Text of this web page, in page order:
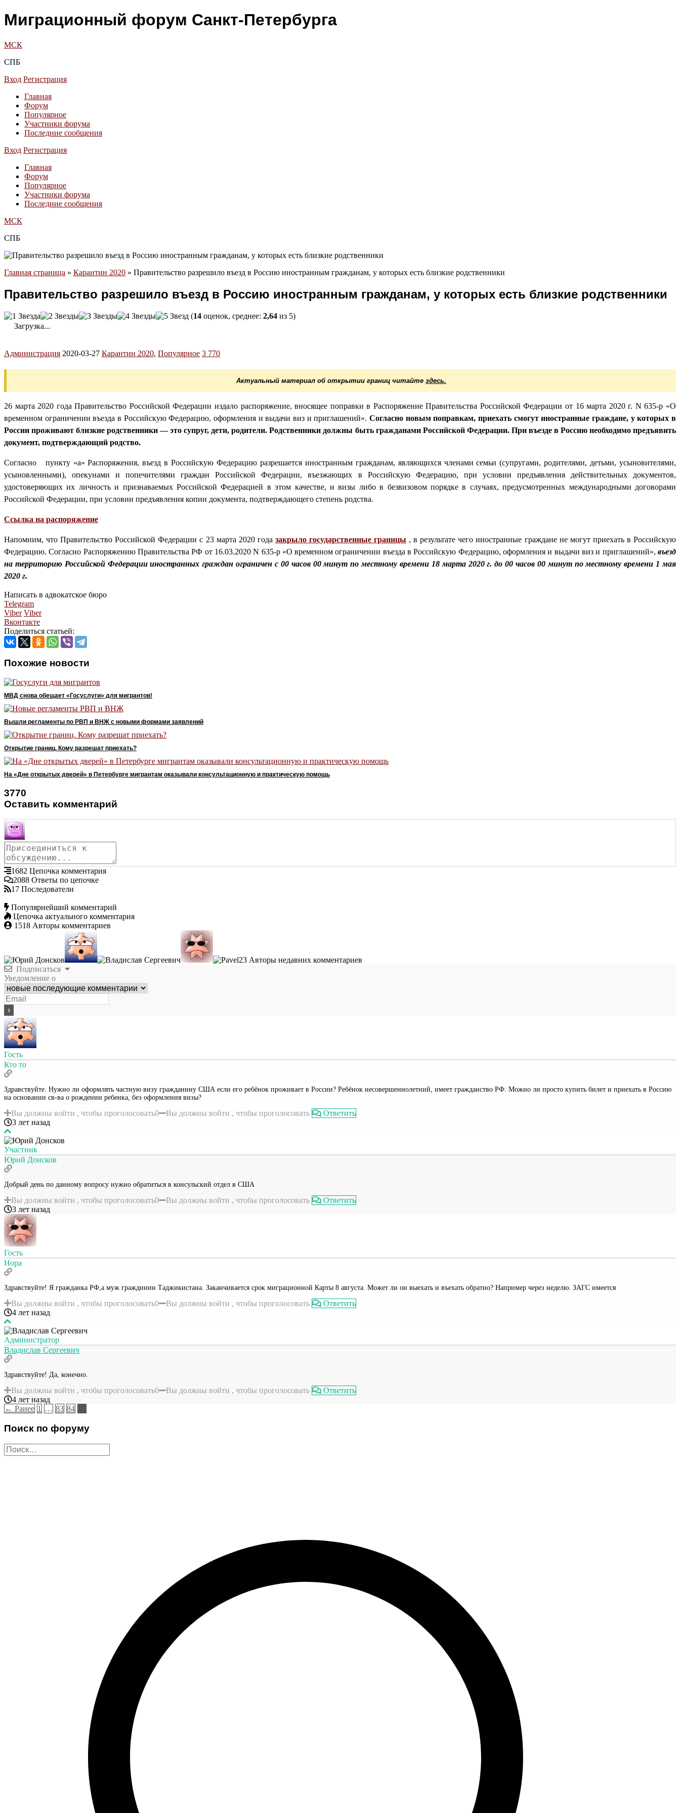
Миграционный форум Санкт-Петербурга
МСК
СПБ
Вход Регистрация
Главная
Форум
Популярное
Участники форума
Последние сообщения
Вход Регистрация
Главная
Форум
Популярное
Участники форума
Последние сообщения
МСК
СПБ
Главная страница » Карантин 2020 » Правительство разрешило въезд в Россию иностранным гражданам, у которых есть близкие родственники
Правительство разрешило въезд в Россию иностранным гражданам, у которых есть близкие родственники
(14 оценок, среднее: 2,64 из 5)
Загрузка...
Администрация 2020-03-27 Карантин 2020, Популярное 3 770
Актуальный материал об открытии границ читайте здесь.
26 марта 2020 года Правительство Российской Федерации издало распоряжение, вносящее поправки в Распоряжение Правительства Российской Федерации от 16 марта 2020 г. N 635-р «О
временном ограничении въезда в Российскую Федерацию, оформления и выдачи виз и приглашений». Согласно новым поправкам, приехать смогут иностранные граждане, у которых в
России проживают близкие родственники — это супруг, дети, родители. Родственники должны быть гражданами Российской Федерации. При въезде в Россию необходимо предъявить
документ, подтверждающий родство.
Согласно пункту «а» Распоряжения, въезд в Российскую Федерацию разрешается иностранным гражданам, являющихся членами семьи (супругами, родителями, детьми, усыновителями,
усыновленными), опекунами и попечителями граждан Российской Федерации, въезжающих в Российскую Федерацию, при условии предъявления действительных документов,
удостоверяющих их личность и признаваемых Российской Федерацией в этом качестве, и визы либо в безвизовом порядке в случаях, предусмотренных международными договорами
Российской Федерации, при условии предъявления копии документа, подтверждающего степень родства.
Ссылка на распоряжение
Напомним, что Правительство Российской Федерации с 23 марта 2020 года закрыло государственные границы , в результате чего иностранные граждане не могут приехать в Российскую
Федерацию. Согласно Распоряжению Правительства РФ от 16.03.2020 N 635-р «О временном ограничении въезда в Российскую Федерацию, оформления и выдачи виз и приглашений», въезд
на территорию Российской Федерации иностранных граждан ограничен с 00 часов 00 минут по местному времени 18 марта 2020 г. до 00 часов 00 минут по местному времени 1 мая
2020 г.
Написать в адвокатское бюро
Telegram
Viber Viber
Вконтакте
Поделиться статьей:
Похожие новости
МВД снова обещает «Госуслуги» для мигрантов!
Вышли регламенты по РВП и ВНЖ с новыми формами заявлений
Открытие границ. Кому разрешат приехать?
На «Дне открытых дверей» в Петербурге мигрантам оказывали консультационную и практическую помощь
3770
Оставить комментарий
1682 Цепочка комментария
2088 Ответы по цепочке
17 Последователи
Популярнейший комментарий
Цепочка актуального комментария
1518 Авторы комментариев
Авторы недавних комментариев
Подписаться
Уведомление о
Гость
Кто то
Здравствуйте. Нужно ли оформлять частную визу гражданину США если его ребёнок проживает в России? Ребёнок несовершеннолетний, имеет гражданство РФ. Можно ли просто купить билет и приехать в Россию
на основании св-ва о рождении ребенка, без оформления визы?
Вы должны войти , чтобы проголосовать0 Вы должны войти , чтобы проголосовать
Ответить
3 лет назад
Участник
Юрий Донсков
Добрый день по данному вопросу нужно обратиться в консульский отдел в США
Вы должны войти , чтобы проголосовать0 Вы должны войти , чтобы проголосовать
Ответить
3 лет назад
Гость
Нора
Здравствуйте! Я гражданка РФ,а муж граждинин Таджикистана. Заканчивается срок миграционной Карты 8 августа. Может ли он выехать и въехать обратно? Например через неделю. ЗАГС имеется
Вы должны войти , чтобы проголосовать0 Вы должны войти , чтобы проголосовать
Ответить
4 лет назад
Администратор
Владислав Сергеевич
Здравствуйте! Да, конечно.
Вы должны войти , чтобы проголосовать0 Вы должны войти , чтобы проголосовать
Ответить
4 лет назад
← Ранее 1 … 83 84
Поиск по форуму